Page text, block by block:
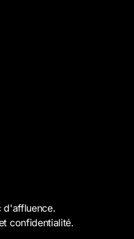
confidentialité.